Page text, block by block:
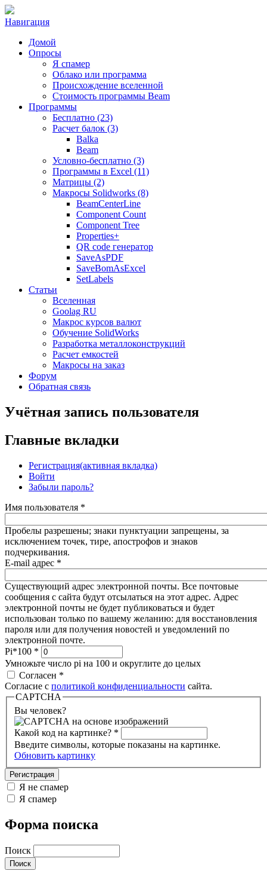
Навигация
Домой
Опросы
Я спамер
Облако или программа
Происхождение вселенной
Стоимость программы Beam
Программы
Бесплатно (23)
Расчет балок (3)
Balka
Beam
Условно-бесплатно (3)
Программы в Excel (11)
Матрицы (2)
Макросы Solidworks (8)
BeamCenterLine
Component Count
Component Tree
Properties+
QR code генератор
SaveAsPDF
SaveBomAsExcel
SetLabels
Статьи
Вселенная
Goolag RU
Макрос курсов валют
Обучение SolidWorks
Разработка металлоконструкций
Расчет емкостей
Макросы на заказ
Форум
Обратная связь
Учётная запись пользователя
Главные вкладки
Регистрация(активная вкладка)
Войти
Забыли пароль?
Имя пользователя *
Пробелы разрешены; знаки пунктуации запрещены, за
исключением точек, тире, апострофов и знаков
подчеркивания.
E-mail адрес *
Существующий адрес электронной почты. Все почтовые
сообщения с сайта будут отсылаться на этот адрес. Адрес
электронной почты не будет публиковаться и будет
использован только по вашему желанию: для восстановления
пароля или для получения новостей и уведомлений по
электронной почте.
Pi*100 *
Умножьте число pi на 100 и округлите до целых
Согласен *
Согласие с политикой конфиденциальности сайта.
CAPTCHA
Вы человек?
Какой код на картинке? *
Введите символы, которые показаны на картинке.
Обновить картинку
Я не спамер
Я спамер
Форма поиска
Поиск